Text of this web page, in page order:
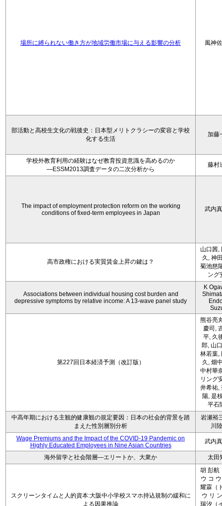
場所に縛られない働き方が地域労働市場に与える影響の分析 風神
部活動と高校生文化の戦後史：日本型メリトクラシーの変容と学校
化する生活
加藤
学校外教育利用の経験はなぜ教育投資意識を高めるのか
―ESSM2013調査データの二次分析から
藤村
The impact of employment protection reform on the working
conditions of fixed-term employees in Japan
武内
高市政権における実質賃金上昇の鍵は？
山口茜,
久, 神
菊池慈
ング
Associations between individual housing cost burden and
depressive symptoms by relative income: A 13-wave panel study
K
第227回日本経済予測（改訂版）
熊谷亮
慶司,
平, 久
郎, 山
林若葉,
久, 畑
中村華
リング
井希祐,
陽, 是
平石
中高年期における主観的健康観の規定要因：日本の社会的背景を踏
まえた性別層別分析
岩瀬裕
川
Wage Premiums and the Impact of the COVID‑19 Pandemic on
Highly Educated Employees in Nine Asian Countries
武内
海外留学と社会階層―エリートか、大衆か 太田
スクリーンタイムと人的資本:大阪中小学校スマホ持込規制の緩和に
よる因果推論
胡 彭航
ウ コ
耀霖（
ウ リ
瑞汐（